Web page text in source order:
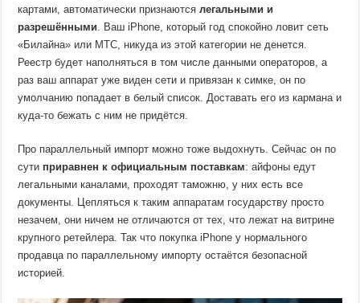
картами, автоматически признаютсялегальными и
разрешёнными . Ваш iPhone, который год спокойно ловит сеть
«Билайна» или МТС, никуда из этой категории не денется.
Реестр будет наполняться в том числе данными операторов, а
раз ваш аппарат уже виден сети и привязан к симке, он по
умолчанию попадает в белый список. Доставать его из кармана и
куда-то бежать с ним не придётся.
Про параллельный импорт можно тоже выдохнуть. Сейчас он по
сути приравнен к официальным поставкам: айфоны едут
легальными каналами, проходят таможню, у них есть все
документы. Цепляться к таким аппаратам государству просто
незачем, они ничем не отличаются от тех, что лежат на витрине
крупного ретейлера. Так что покупка iPhone у нормального
продавца по параллельному импорту остаётся безопасной
историей.